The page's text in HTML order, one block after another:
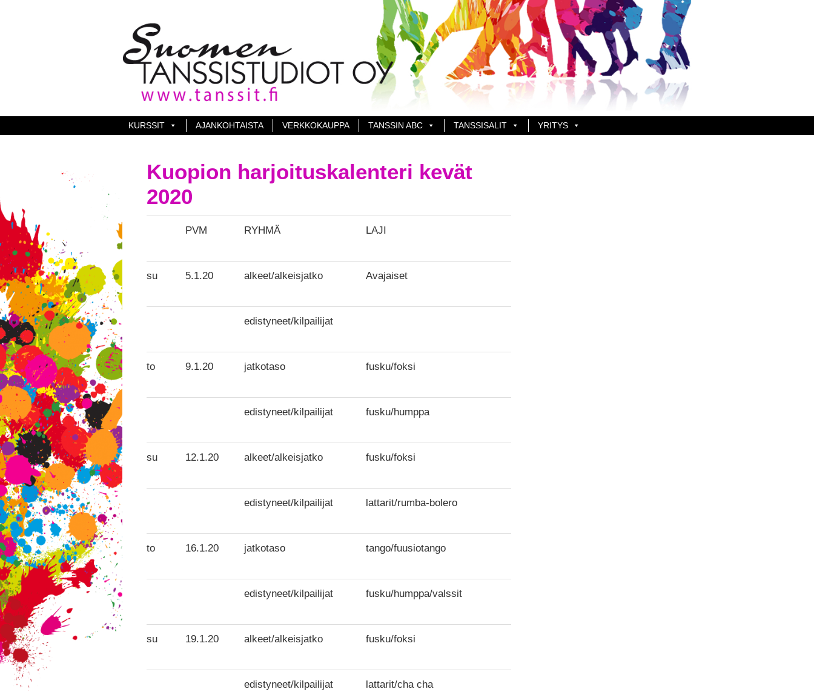
KURSSIT AJANKOHTAISTA VERKKOKAUPPA TANSSIN ABC TANSSISALIT YRITYS
Kuopion harjoituskalenteri kevät
2020
PVM RYHMÄ LAJI
su 5.1.20 alkeet/alkeisjatko Avajaiset
edistyneet/kilpailijat
to 9.1.20 jatkotaso fusku/foksi
edistyneet/kilpailijat fusku/humppa
su 12.1.20 alkeet/alkeisjatko fusku/foksi
edistyneet/kilpailijat lattarit/rumba-bolero
to 16.1.20 jatkotaso tango/fuusiotango
edistyneet/kilpailijat fusku/humppa/valssit
su 19.1.20 alkeet/alkeisjatko fusku/foksi
edistyneet/kilpailijat lattarit/cha cha